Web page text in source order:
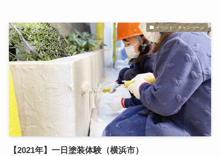
イベント・キャンペーン
【2021年】一日塗装体験（横浜市）